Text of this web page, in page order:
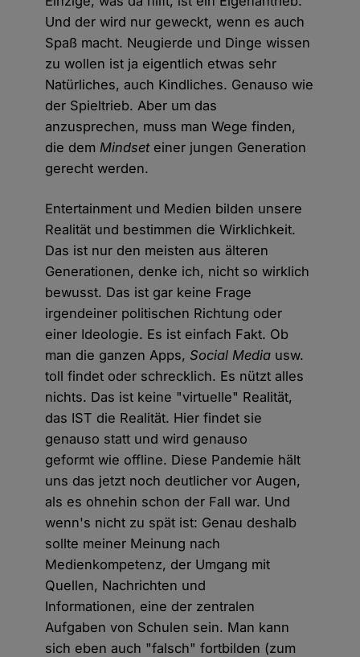
Und der wird nur geweckt, wenn es auch
Spaß macht. Neugierde und Dinge wissen
zu wollen ist ja eigentlich etwas sehr
Natürliches, auch Kindliches. Genauso wie
der Spieltrieb. Aber um das
anzusprechen, muss man Wege finden,
die dem Mindseteiner jungen Generation
gerecht werden.
Entertainment und Medien bilden unsere
Realität und bestimmen die Wirklichkeit.
Das ist nur den meisten aus älteren
Generationen, denke ich, nicht so wirklich
bewusst. Das ist gar keine Frage
irgendeiner politischen Richtung oder
einer Ideologie. Es ist einfach Fakt. Ob
man die ganzen Apps,Social Media usw.
toll findet oder schrecklich. Es nützt alles
nichts. Das ist keine "virtuelle" Realität,
das IST die Realität. Hier findet sie
genauso statt und wird genauso
geformt wie offline. Diese Pandemie hält
uns das jetzt noch deutlicher vor Augen,
als es ohnehin schon der Fall war. Und
wenn's nicht zu spät ist: Genau deshalb
sollte meiner Meinung nach
Medienkompetenz, der Umgang mit
Quellen, Nachrichten und
Informationen, eine der zentralen
Aufgaben von Schulen sein. Man kann
sich eben auch "falsch" fortbilden (zum